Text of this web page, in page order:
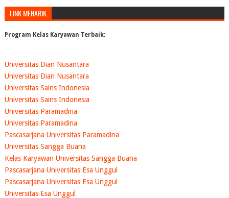
LINK MENARIK
Program Kelas Karyawan Terbaik:
Universitas Dian Nusantara
Universitas Dian Nusantara
Universitas Sains Indonesia
Universitas Sains Indonesia
Universitas Paramadina
Universitas Paramadina
Pascasarjana Universitas Paramadina
Universitas Sangga Buana
Kelas Karyawan Universitas Sangga Buana
Pascasarjana Universitas Esa Unggul
Pascasarjana Universitas Esa Unggul
Universitas Esa Unggul